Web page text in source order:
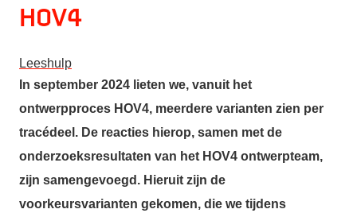
HOV4
Leeshulp
In september 2024 lieten we, vanuit het
ontwerpproces HOV4, meerdere varianten zien per
tracédeel. De reacties hierop, samen met de
onderzoeksresultaten van het HOV4 ontwerpteam,
zijn samengevoegd. Hieruit zijn de
voorkeursvarianten gekomen, die we tijdens